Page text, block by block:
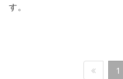
す。
1